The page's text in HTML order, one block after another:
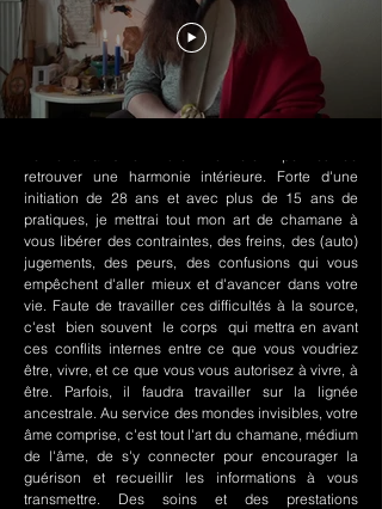
retrouver une harmonie intérieure. Forte d'une
initiation de 28 ans et avec plus de 15 ans de
pratiques, je mettrai tout mon art de chamane à
vous libérer des contraintes, des freins, des (auto)
jugements, des peurs, des confusions qui vous
empêchent d'aller mieux et d'avancer dans votre
vie. Faute de travailler ces difficultés à la source,
c'est bien souvent le corps qui mettra en avant
ces conflits internes entre ce que vous voudriez
être, vivre, et ce que vous vous autorisez à vivre, à
être. Parfois, il faudra travailler sur la lignée
ancestrale. Au service des mondes invisibles, votre
âme comprise, c'est tout l'art du chamane, médium
de l'âme, de s'y connecter pour encourager la
guérison et recueillir les informations à vous
transmettre. Des soins et des prestations